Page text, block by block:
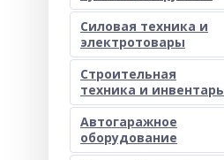
Силовая техника и
электротовары
Строительная
техника и инвентарь
Автогаражное
оборудование